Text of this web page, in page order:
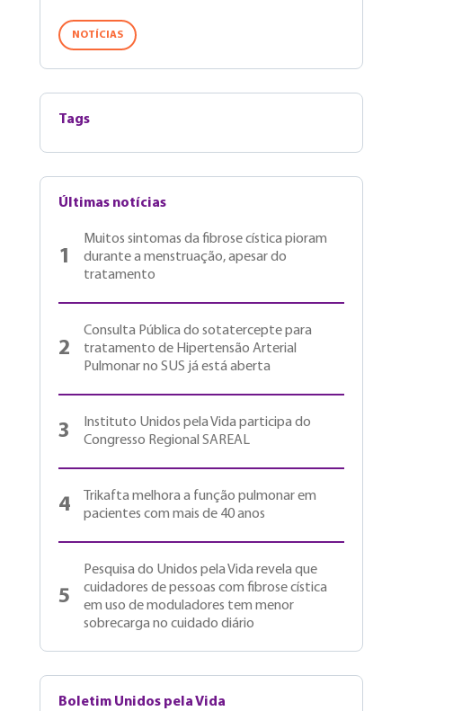
NOTÍCIAS
Tags
Últimas notícias
1
Muitos sintomas da fibrose cística pioram
durante a menstruação, apesar do
tratamento
2
Consulta Pública do sotatercepte para
tratamento de Hipertensão Arterial
Pulmonar no SUS já está aberta
3
Instituto Unidos pela Vida participa do
Congresso Regional SAREAL
4
Trikafta melhora a função pulmonar em
pacientes com mais de 40 anos
5
Pesquisa do Unidos pela Vida revela que
cuidadores de pessoas com fibrose cística
em uso de moduladores tem menor
sobrecarga no cuidado diário
Boletim Unidos pela Vida